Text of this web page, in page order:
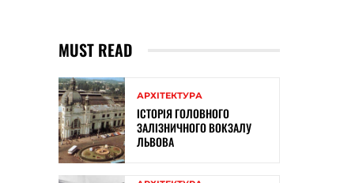
MUST READ
АРХІТЕКТУРА
ІСТОРІЯ ГОЛОВНОГО
ЗАЛІЗНИЧНОГО ВОКЗАЛУ
ЛЬВОВА